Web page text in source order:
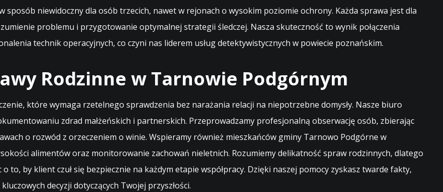
sposób niewidoczny dla osób trzecich, nawet w rejonach o wysokim poziomie ochrony. Każda sprawa jest dla
problemu i przygotowanie optymalnej strategii śledczej. Nasza skuteczność to wynik połączenia
technik operacyjnych, co czyni nas liderem usług detektywistycznych w powiecie poznańskim.
Rodzinne w Tarnowie Podgórnym
które wymaga rzetelnego sprawdzenia bez narażania relacji na niepotrzebne domysły. Nasze biuro
zdrad małżeńskich i partnerskich. Przeprowadzamy profesjonalną obserwację osób, zbierając
o rozwód z orzeczeniem o winie. Wspieramy również mieszkańców gminy Tarnowo Podgórne w
alimentów oraz monitorowanie zachowań nieletnich. Rozumiemy delikatność spraw rodzinnych, dlatego
to, by klient czuł się bezpiecznie na każdym etapie współpracy. Dzięki naszej pomocy zyskasz twarde fakty,
decyzji dotyczących Twojej przyszłości.